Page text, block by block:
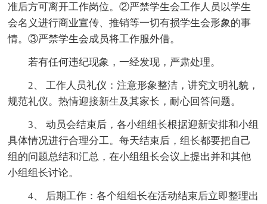
准后方可离开工作岗位。②严禁学生会工作人员以学生
会名义进行商业宣传、推销等一切有损学生会形象的事
情。③严禁学生会成员将工作服外借。
若有任何违纪现象，一经发现，严肃处理。
2、 工作人员礼仪：注意形象整洁，讲究文明礼貌，
规范礼仪。热情迎接新生及其家长，耐心回答问题。
3、 动员会结束后，各小组组长根据迎新安排和小组
具体情况进行合理分工。每天结束后，组长都要把自己
组的问题总结和汇总，在小组组长会议上提出并和其他
小组组长讨论。
4、 后期工作：各个组组长在活动结束后立即整理出